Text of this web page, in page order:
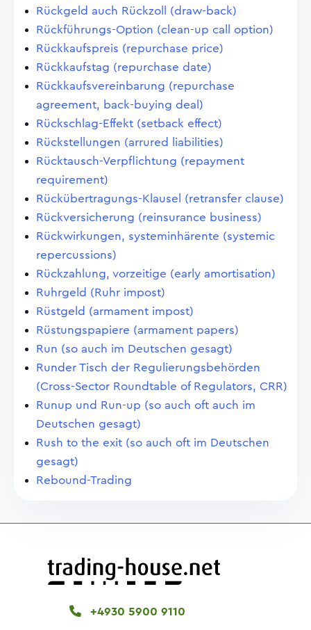
Rückgeld auch Rückzoll (draw-back)
Rückführungs-Option (clean-up call option)
Rückkaufspreis (repurchase price)
Rückkaufstag (repurchase date)
Rückkaufsvereinbarung (repurchase
agreement, back-buying deal)
Rückschlag-Effekt (setback effect)
Rückstellungen (arrured liabilities)
Rücktausch-Verpflichtung (repayment
requirement)
Rückübertragungs-Klausel (retransfer clause)
Rückversicherung (reinsurance business)
Rückwirkungen, systeminhärente (systemic
repercussions)
Rückzahlung, vorzeitige (early amortisation)
Ruhrgeld (Ruhr impost)
Rüstgeld (armament impost)
Rüstungspapiere (armament papers)
Run (so auch im Deutschen gesagt)
Runder Tisch der Regulierungsbehörden
(Cross-Sector Roundtable of Regulators, CRR)
Runup und Run-up (so auch oft auch im
Deutschen gesagt)
Rush to the exit (so auch oft im Deutschen
gesagt)
Rebound-Trading
+4930 5900 9110